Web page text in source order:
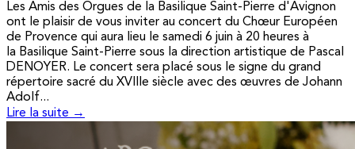
Les Amis des Orgues de la Basilique Saint-Pierre d'Avignon
ont le plaisir de vous inviter au concert du Chœur Européen
de Provence qui aura lieu le samedi 6 juin à 20 heures à
la Basilique Saint-Pierre sous la direction artistique de Pascal
DENOYER. Le concert sera placé sous le signe du grand
répertoire sacré du XVIIIe siècle avec des œuvres de Johann
Adolf...
Lire la suite →